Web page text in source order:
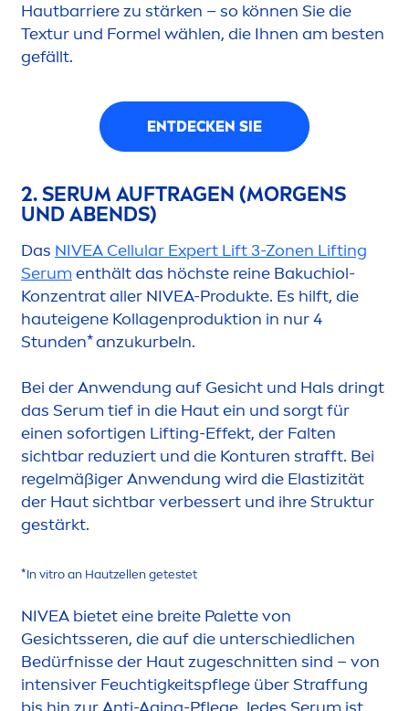
Hautbarriere zu stärken – so können Sie die
Textur und Formel wählen, die Ihnen am besten
gefällt.
ENTDECKEN SIE
UND ABENDS)
DasNIVEA CellularExpert Lift 3-Zonen Lifting
Serumenthält das höchste reine Bakuchiol-
Konzentrat aller NIVEA-Produkte. Es hilft, die
hauteigene Kollagenproduktion in nur 4
Stunden* anzukurbeln.